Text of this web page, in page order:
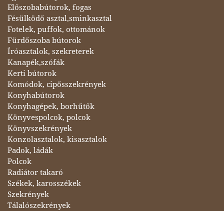
Előszobabútorok, fogas
Fésülködő asztal,sminkasztal
Fotelek, puffok, ottománok
Fürdőszoba bútorok
Íróasztalok, szekreterek
Kanapék,szófák
Kerti bútorok
Komódok, cipősszekrények
Konyhabútorok
Konyhagépek, borhűtők
Könyvespolcok, polcok
Könyvszekrények
Konzolasztalok, kisasztalok
Padok, ládák
Polcok
Radiátor takaró
Székek, karosszékek
Szekrények
Tálalószekrények